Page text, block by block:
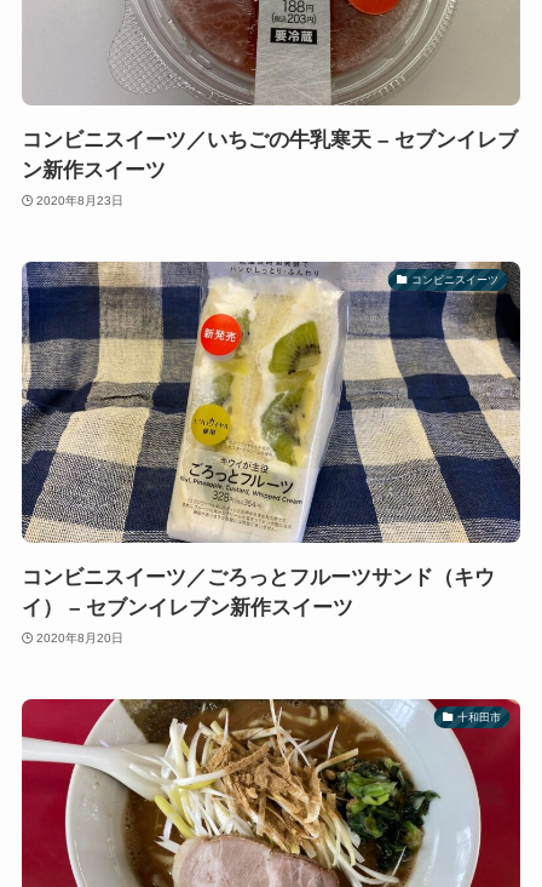
コンビニスイーツ／いちごの牛乳寒天 – セブンイレブ
ン新作スイーツ
2020年8月23日
コンビニスイーツ
コンビニスイーツ／ごろっとフルーツサンド（キウ
イ） – セブンイレブン新作スイーツ
2020年8月20日
十和田市